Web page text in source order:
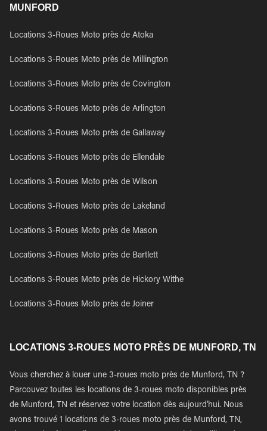
MUNFORD
Locations 3-Roues Moto près de Atoka
Locations 3-Roues Moto près de Millington
Locations 3-Roues Moto près de Covington
Locations 3-Roues Moto près de Arlington
Locations 3-Roues Moto près de Gallaway
Locations 3-Roues Moto près de Ellendale
Locations 3-Roues Moto près de Wilson
Locations 3-Roues Moto près de Lakeland
Locations 3-Roues Moto près de Mason
Locations 3-Roues Moto près de Bartlett
Locations 3-Roues Moto près de Hickory Withe
Locations 3-Roues Moto près de Joiner
LOCATIONS 3-ROUES MOTO PRÈS DE MUNFORD, TN
Vous cherchez à louer une 3-roues moto près de Munford, TN ?
Parcouvez toutes les locations de 3-roues moto disponibles près
de Munford, TN et réservez votre location dès aujourd'hui. Nous
avons trouvé 1 locations de 3-roues moto près de Munford, TN,